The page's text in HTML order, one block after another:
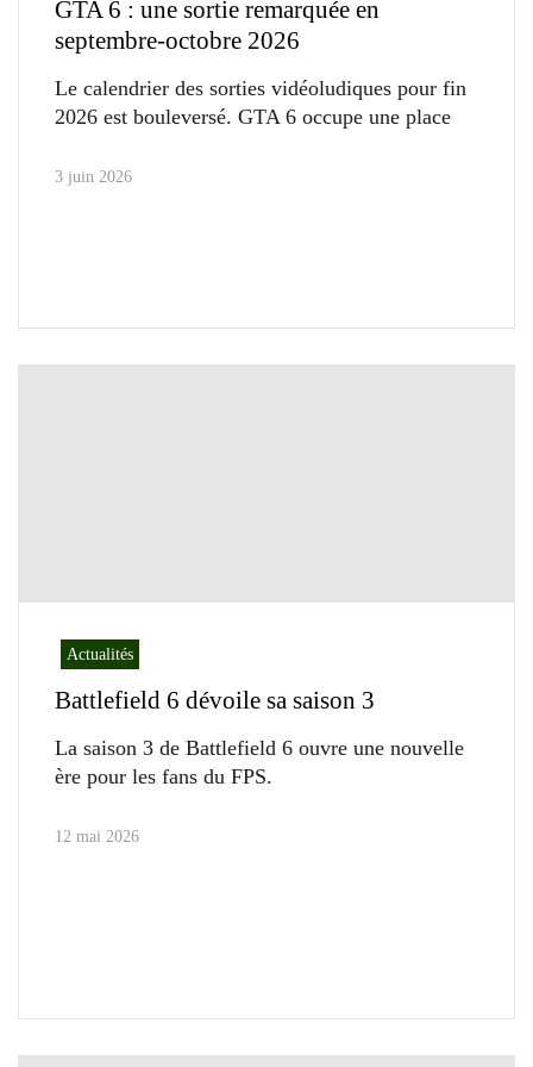
GTA 6 : une sortie remarquée en
septembre-octobre 2026
Le calendrier des sorties vidéoludiques pour fin
2026 est bouleversé. GTA 6 occupe une place
3 juin 2026
Actualités
Battlefield 6 dévoile sa saison 3
La saison 3 de Battlefield 6 ouvre une nouvelle
ère pour les fans du FPS.
12 mai 2026